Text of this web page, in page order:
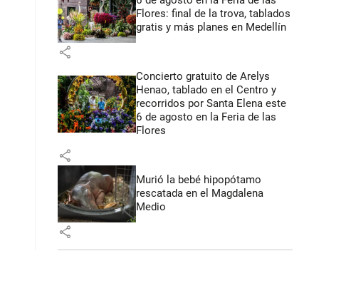
Flores: final de la trova, tablados
gratis y más planes en Medellín
share
Concierto gratuito de Arelys
Henao, tablado en el Centro y
recorridos por Santa Elena este
6 de agosto en la Feria de las
Flores
share
Murió la bebé hipopótamo
rescatada en el Magdalena
Medio
share